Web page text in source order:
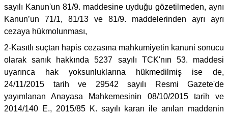
sayılı Kanun'un 81/9. maddesine uyduğu gözetilmeden, aynı
Kanun’un 71/1, 81/13 ve 81/9. maddelerinden ayrı ayrı
cezaya hükmolunması,
2-Kasıtlı suçtan hapis cezasına mahkumiyetin kanuni sonucu
olarak sanık hakkında 5237 sayılı TCK'nın 53. maddesi
uyarınca hak yoksunluklarına hükmedilmiş ise de,
24/11/2015 tarih ve 29542 sayılı Resmi Gazete'de
yayımlanan Anayasa Mahkemesinin 08/10/2015 tarih ve
2014/140 E., 2015/85 K. sayılı kararı ile anılan maddenin